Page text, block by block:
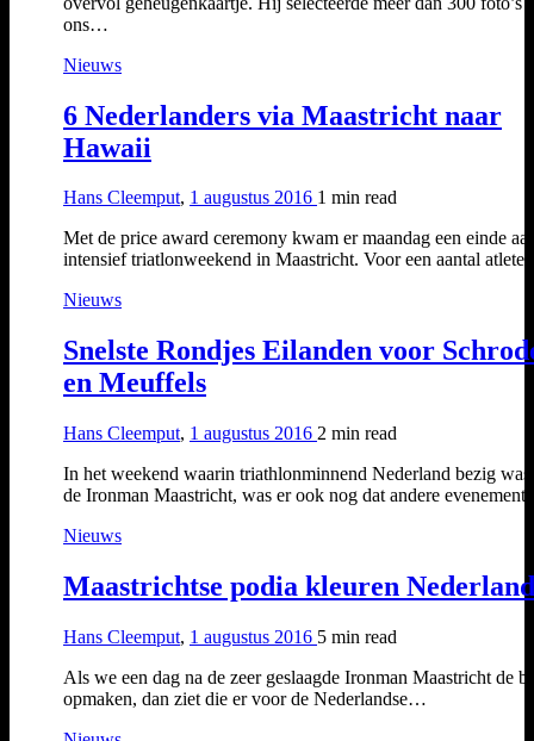
ons…
Nieuws
6 Nederlanders via Maastricht naar
Hawaii
Hans Cleemput, 1 augustus 2016 1 min read
Met de price award ceremony kwam er maandag een einde
intensief triatlonweekend in Maastricht. Voor een aantal
Nieuws
Snelste Rondjes Eilanden voor
en Meuffels
Hans Cleemput, 1 augustus 2016 2 min read
In het weekend waarin triathlonminnend Nederland bezig was
de Ironman Maastricht, was er ook nog dat andere
Nieuws
Maastrichtse podia kleuren
Hans Cleemput, 1 augustus 2016 5 min read
Als we een dag na de zeer geslaagde Ironman Maastricht de
opmaken, dan ziet die er voor de Nederlandse…